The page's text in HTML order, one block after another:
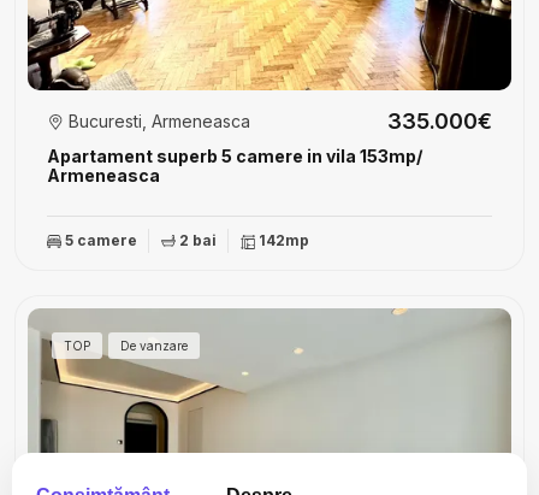
Apartament superb 5 camere in vila 153mp/
Armeneasca
Bucuresti, Armeneasca 335.000€
5 camere 2 bai 142mp
TOP De vanzare